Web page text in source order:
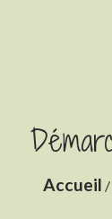
Accueil /